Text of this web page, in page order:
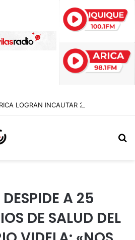
A 25
DE SALUD DEL